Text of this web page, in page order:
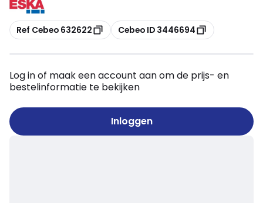
Kopiëren
Ref Cebeo 632622 Kopiëren
Cebeo ID 3446694
Log in of maak een account aan om de prijs- en
bestelinformatie te bekijken
Inloggen